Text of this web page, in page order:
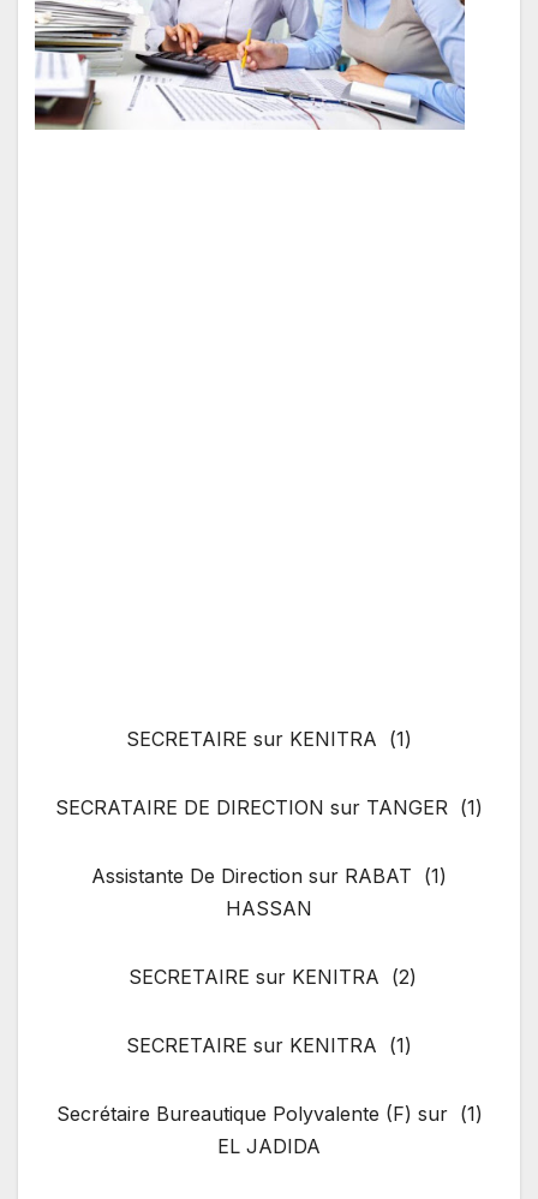
(1) SECRETAIRE sur KENITRA
(1) SECRATAIRE DE DIRECTION sur TANGER
(1) Assistante De Direction sur RABAT
HASSAN
(2) SECRETAIRE sur KENITRA
(1) SECRETAIRE sur KENITRA
(1) Secrétaire Bureautique Polyvalente (F) sur
EL JADIDA